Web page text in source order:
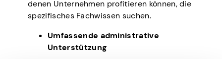
denen Unternehmen profitieren können, die
spezifisches Fachwissen suchen.
Umfassende administrative
Unterstützung